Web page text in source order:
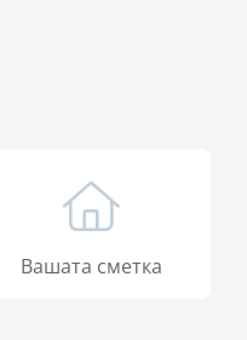
Вашата сметка